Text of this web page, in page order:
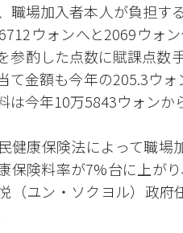
職場加入者本人が負担す
ウォンへと2069ウォ
参酌した点数に賦課点数
て金額も今年の205.3ウ
は今年10万5843ウォンか
健康保険法によって職場
保険料率が7%台に上が
（ユン・ソクヨル）政